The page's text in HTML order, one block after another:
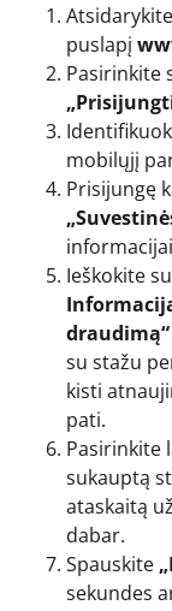
puslapį
Pasirinkite
mobilųjį
Prisijungę
Ieškokite
draudimą“
su stažu
kisti
pati.
Pasirinkite
sukauptą
ataskaitą
dabar.
Spauskite
sekundes